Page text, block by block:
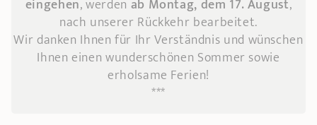
eingehen, werden ab Montag, dem 17. August,
nach unserer Rückkehr bearbeitet.
Wir danken Ihnen für Ihr Verständnis und wünschen
Ihnen einen wunderschönen Sommer sowie
erholsame Ferien!
***